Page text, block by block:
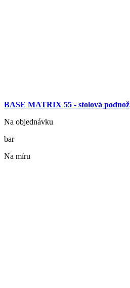
BASE MATRIX 55 - stolová podnož
Na objednávku
bar
Na míru